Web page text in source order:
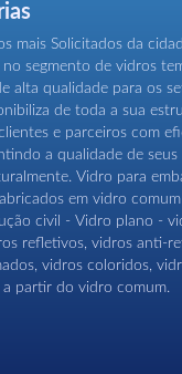
mais Solicitados da
segmento de vidros
alta qualidade para os
de toda a sua
e parceiros com
a qualidade de
Vidro para
em vidro
civil - Vidro plano -
refletivos, vidros anti-
vidros coloridos,
partir do vidro comum.